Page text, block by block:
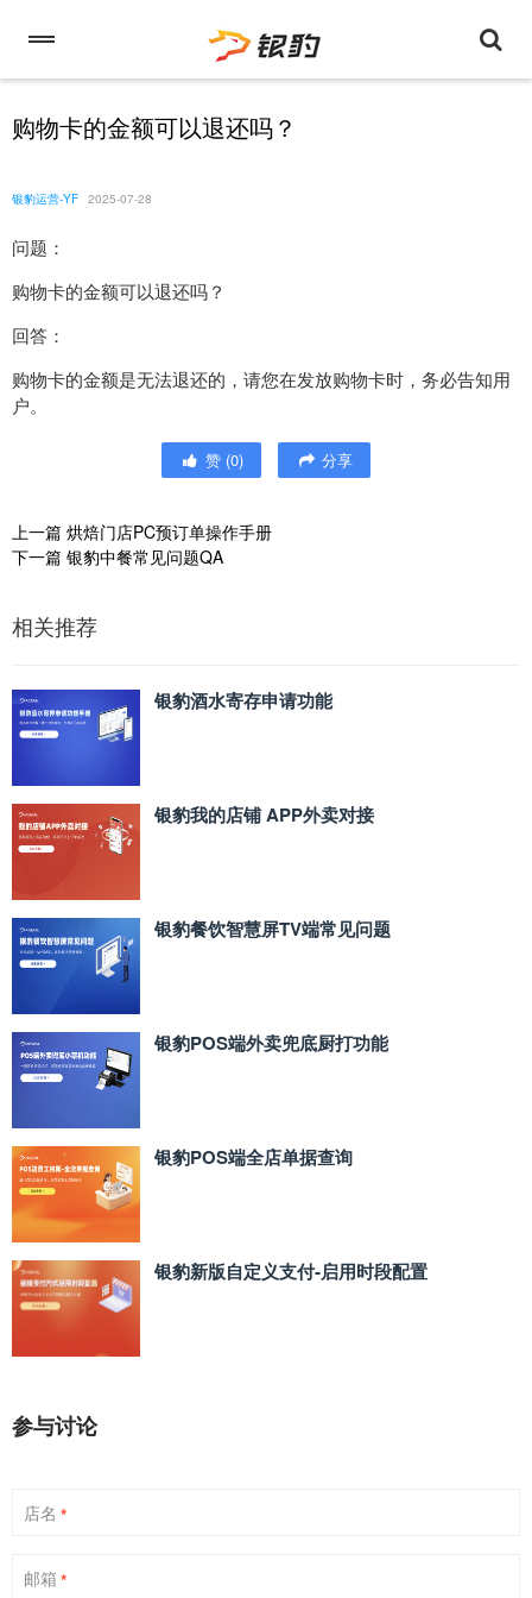
购物卡的金额可以退还吗？
银豹运营-YF 2025-07-28
问题：
购物卡的金额可以退还吗？
回答：
购物卡的金额是无法退还的，请您在发放购物卡时，务必告知用
户。
赞 (0) 分享
上一篇 烘焙门店PC预订单操作手册
下一篇 银豹中餐常见问题QA
相关推荐
银豹酒水寄存申请功能
银豹我的店铺 APP外卖对接
银豹餐饮智慧屏TV端常见问题
银豹POS端外卖兜底厨打功能
银豹POS端全店单据查询
银豹新版自定义支付‑启用时段配置
参与讨论
店名 *
邮箱 *